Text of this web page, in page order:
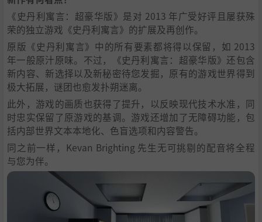
《史丹利寓言：超豪华版》是对 2013 年广受好评且屡获殊
荣的独立游戏《史丹利寓言》的扩展及再创作。
原版《史丹利寓言》中的所有要素都将得以保留，如 2013
年一般原汁原味。不过，《史丹利寓言：超豪华版》还包含
新内容、新选择以及新秘密待您发掘，原有的游戏世界得到
极大拓展，谜团也愈发扑朔迷离。
此外，游戏的画质也获得了提升，以反映现代技术水准，同
时忠实保留了原游戏的基调。游戏还增加了无障碍功能，包
括内部世界文本本地化、色盲选项和内容警告。
同之前一样，Kevan Brighting 先生无可挑剔的配音将全程
与您为伴。